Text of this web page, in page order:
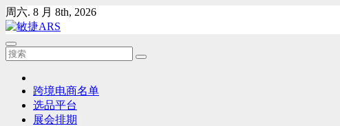
Skip
to
content
周六. 8 月 8th, 2026
跨境电商名单
选品平台
展会排期